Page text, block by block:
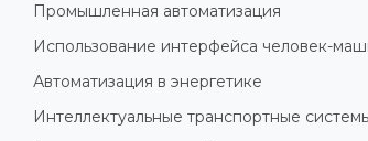
Промышленная автоматизация
Использование интерфейса человек-
Автоматизация в энергетике
Интеллектуальные транспортные